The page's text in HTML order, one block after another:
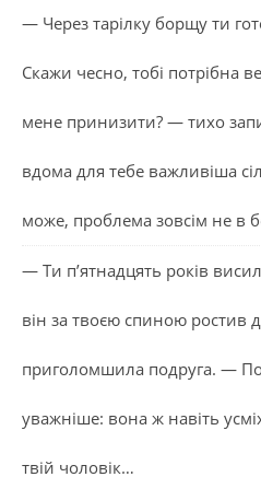
— Через тарілку борщу ти
Скажи чесно, тобі потрібна
мене принизити? — тихо
вдома для тебе важливіша
може, проблема зовсім не в
— Ти п’ятнадцять років
він за твоєю спиною ростив
приголомшила подруга. —
уважніше: вона ж навіть
твій чоловік…